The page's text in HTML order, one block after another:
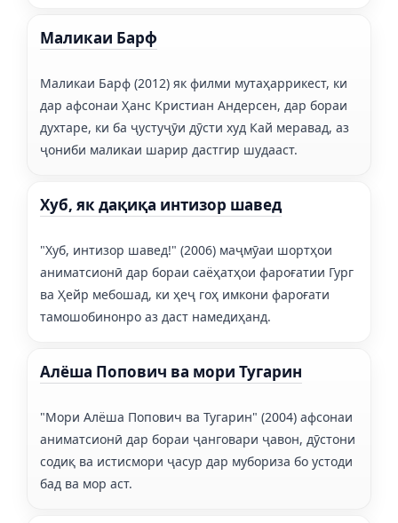
Маликаи Барф
Маликаи Барф (2012) як филми мутаҳаррикест, ки
дар афсонаи Ҳанс Кристиан Андерсен, дар бораи
духтаре, ки ба ҷустуҷӯи дӯсти худ Кай меравад, аз
ҷониби маликаи шарир дастгир шудааст.
Хуб, як дақиқа интизор шавед
"Хуб, интизор шавед!" (2006) маҷмӯаи шортҳои
аниматсионӣ дар бораи саёҳатҳои фароғатии Гург
ва Ҳейр мебошад, ки ҳеҷ гоҳ имкони фароғати
тамошобинонро аз даст намедиҳанд.
Алёша Попович ва мори Тугарин
"Мори Алёша Попович ва Тугарин" (2004) афсонаи
аниматсионӣ дар бораи ҷанговари ҷавон, дӯстони
содиқ ва истисмори ҷасур дар мубориза бо устоди
бад ва мор аст.